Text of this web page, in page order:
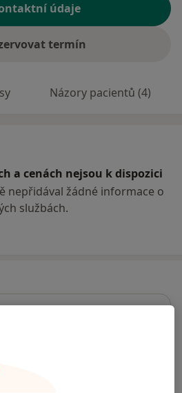
údaje
termín
Názory pacientů (4)
a cenách nejsou k dispozici
nepřidával žádné informace o
službách.
mapu